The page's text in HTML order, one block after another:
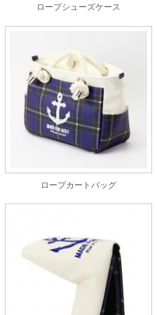
ロープシューズケース
ロープカートバッグ